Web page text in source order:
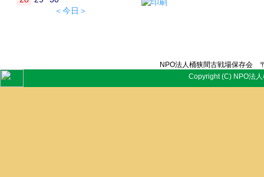
＜今日＞
NPO法人桶狭間古戦場保存
Copyright (C) NPO法